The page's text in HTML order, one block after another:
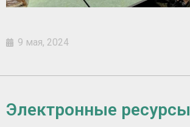
9 мая, 2024
Электронные ресурсы